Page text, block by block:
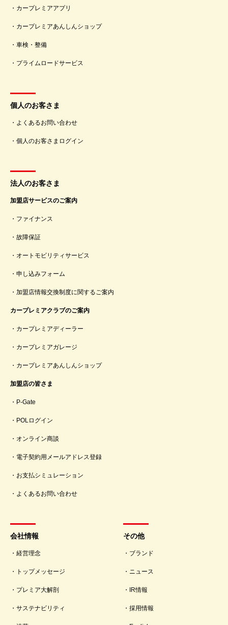
カープレミアアプリ
カープレミアあんしんショップ
車検・整備
プライムロードサービス
個人のお客さま
よくあるお問い合わせ
個人のお客さまログイン
法人のお客さま
加盟店サービスのご案内
ファイナンス
故障保証
オートモビリティサービス
申し込みフォーム
加盟店情報交換制度に関するご案内
カープレミアクラブのご案内
カープレミアディーラー
カープレミアガレージ
カープレミアあんしんショップ
加盟店の皆さま
P-Gate
POLログイン
オンライン商談
電子契約用メールアドレス登録
お支払シミュレーション
よくあるお問い合わせ
会社情報
経営理念
トップメッセージ
プレミア大解剖
サステナビリティ
その他
ブランド
ニュース
IR情報
採用情報